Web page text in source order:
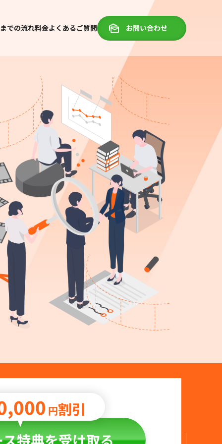
での流れ料金よくあるご質問 お問い合わせ
円割引
特典を受け取る